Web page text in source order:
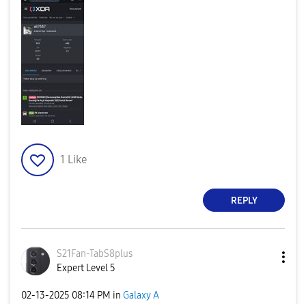
1 Like
REPLY
S21Fan-TabS8plus
Expert Level 5
‎02-13-2025 08:14 PM in Galaxy A